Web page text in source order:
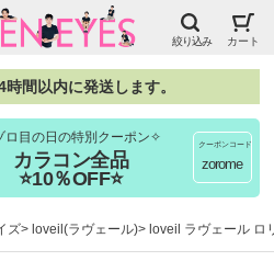
絞り込み カート
間以内に発送します。
ロ目の日の特別クーポン✧
カラコン全品
⭐10％OFF⭐
クーポンコード
zorome
ズ loveil(ラヴェール) loveil ラヴェール ロ